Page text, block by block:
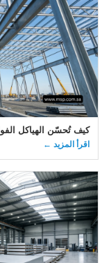
كيف تُحسّن الهياكل
اقرأ المزيد ←